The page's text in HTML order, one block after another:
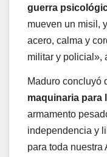
guerra
mueven un misil,
acero, calma y
militar y policial»,
Maduro concluyó
maquinaria para
armamento
independencia y
para toda nuestra